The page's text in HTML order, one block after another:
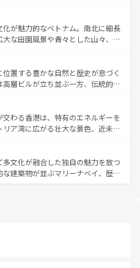
ーツなど、バラエティ豊かな料理
なお、新着の台湾情報は コンテンツ一覧を参
四季折々の自然美を楽しむことが
や焼肉、絶品のストリートフード
料理が待っている。夜には、韓国な
韓国の多彩な魅力を心ゆくまで味
ってみてほしい。 なお、新着の韓国情報はコンテンツ一
化が魅力的なベトナム。南北に細長
大な田園風景や青々とした山々、世
息づく。ハノイの古い町並みやホ
治時代の建物も、独特の雰囲気を
バラエティの豊かさとおいしさで
ー、ベトナムコーヒーなどは、ぜ
の地域を訪れてもあたたかい人々
ので、きっと忘れられない旅にな
置する豊かな自然と歴史が息づく
層ビルが立ち並ぶ一方、伝統的な
北部ではチェンマイなどの山岳地
部ではプーケットやクラビの美し
を楽しむことができる。タイ料理
暖で、どの季節にも異なる楽しみ
すいタイの人々、仏教を中心とし
光資源が、訪れる旅人を魅了し続
わる香港は、特有のエネルギーを
ア湾に広がる壮大な景色、近未来
するはず。観光スポットが密集し
ろを回れるのも魅力。息をのむよ
験まで、香港を存分に楽しみ尽く
文化が融合した独自の魅力を放つ
建築物が並ぶマリーナベイ、歴史
風情を楽しめる外せないスポット